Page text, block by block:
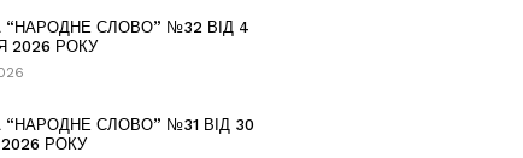
“НАРОДНЕ СЛОВО” №32 ВІД 4
2026 РОКУ
“НАРОДНЕ СЛОВО” №31 ВІД 30
РОКУ